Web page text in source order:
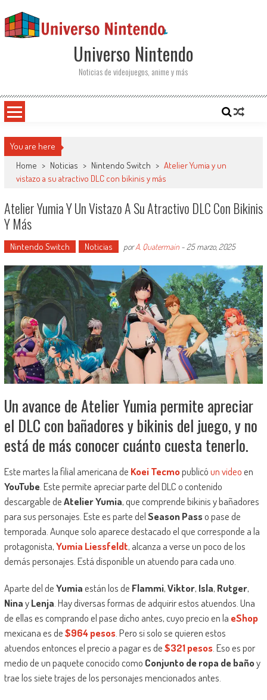
Universo Nintendo
Noticias de videojuegos, anime y más
You are here
Home > Noticias > Nintendo Switch > Atelier Yumia y un
vistazo a su atractivo DLC con bikinis y más
Atelier Yumia Y Un Vistazo A Su Atractivo DLC Con Bikinis
Y Más
Nintendo Switch Noticias porA. Quatermain- 25 marzo, 2025
Un avance de Atelier Yumia permite apreciar
el DLC con bañadores y bikinis del juego, y no
está de más conocer cuánto cuesta tenerlo.
Este martes la filial americana de Koei Tecmopublicóun videoen
YouTube. Este permite apreciar parte del DLC o contenido
descargable deAtelier Yumia, que comprende bikinis y bañadores
para sus personajes. Este es parte delSeason Passo pase de
temporada. Aunque solo aparece destacado el que corresponde a la
protagonista,Yumia Liessfeldt, alcanza a verse un poco de los
demás personajes. Está disponible un atuendo para cada uno.
Aparte del deYumiaestán los de Flammi,Viktor, Isla, Rutger,
NinayLenja . Hay diversas formas de adquirir estos atuendos. Una
de ellas es comprando el pase dicho antes, cuyo precio en la eShop
mexicana es de$964 pesos. Pero si solo se quieren estos
atuendos entonces el precio a pagar es de$321 pesos. Eso es por
medio de un paquete conocido como Conjunto de ropa de bañoy
trae los siete trajes de los personajes mencionados antes.